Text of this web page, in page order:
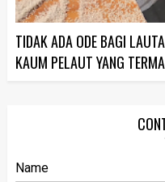
TIDAK ADA ODE BAGI
KAUM PELAUT YANG
Name